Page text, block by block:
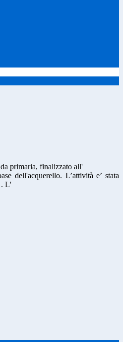
primaria, finalizzato all'
dell'acquerello. L’attività e’ stata
. L'